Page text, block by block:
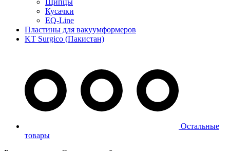
Кусачки
EQ-Line
Пластины для вакуумформеров
KT Surgico (Пакистан)
Остальные
товары